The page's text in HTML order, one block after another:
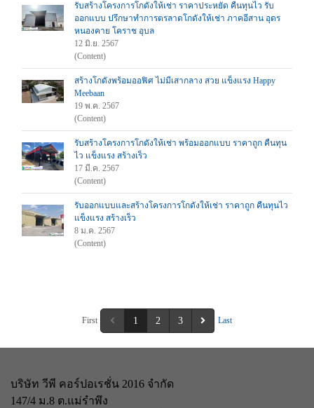
รับสร้างโครงการโกดังให้เช่า ราคาประหยัด คืนทุนไว รับ
ออกแบบ ปรึกษาทำการตรลาดโกดังให้เช่า ภาคอีสาน อุดร
หนองคาย โคราช อุบล
12 มิ.ย. 2567
(Content)
สร้างโกดังพร้อมออฟิศ ไม่มีเสากลาง สวย แข็งแรง Happy
Meebaan
19 พ.ค. 2567
(Content)
รับสร้างโครงการโกดังให้เช่า พร้อมออกแบบ ราคาถูก คืนทุน
ไว แข็งแรง สร้างเร็ว
17 มี.ค. 2567
(Content)
รับออกแบบและสร้างโครงการโกดังให้เช่า ราคาถูก คืนทุนไว
แข็งแรง สร้างเร็ว
8 ม.ค. 2567
(Content)
First 1 2 3 Last
บริษัท วีพี คอร์ปอเรชั่น 2016 จำกัด
147/4 ม.8 ต.แม่รำพึง